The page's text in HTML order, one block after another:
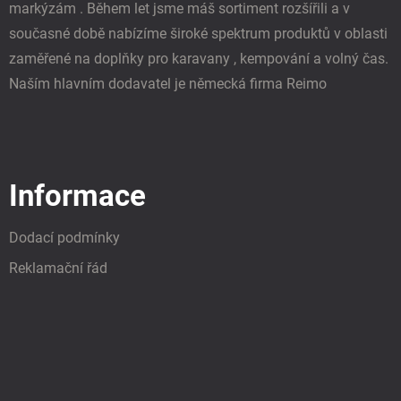
u
markýzám . Během let jsme máš sortiment rozšířili a v
současné době nabízíme široké spektrum produktů v oblasti
zaměřené na doplňky pro karavany , kempování a volný čas.
Naším hlavním dodavatel je německá firma Reimo
Informace
Dodací podmínky
Reklamační řád